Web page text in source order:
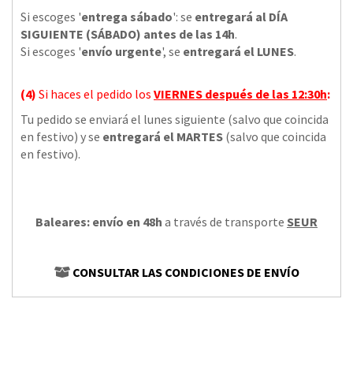
Si escoges 'entrega sábado': se entregará al DÍA
SIGUIENTE (SÁBADO) antes de las 14h.
Si escoges 'envío urgente', se entregará el LUNES.
(4) Si haces el pedido los VIERNES después de las 12:30h:
Tu pedido se enviará el lunes siguiente (salvo que coincida
en festivo) y se entregará el MARTES (salvo que coincida
en festivo).
Baleares: envío en 48h a través de transporte SEUR
CONSULTAR LAS CONDICIONES DE ENVÍO